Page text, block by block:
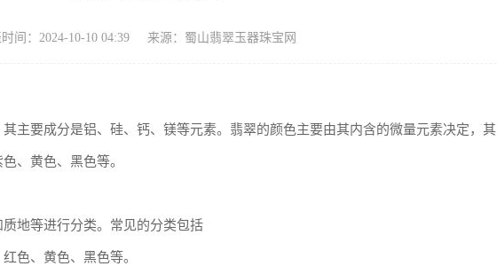
间：2024-10-10 04:39 来源：蜀山翡翠玉器珠宝网
主要成分是铝、硅、钙、镁等元素。翡翠的颜色主要由其内含的微量元素决定，其
、黄色、黑色等。
地等进行分类。常见的分类包括
色、黄色、黑色等。